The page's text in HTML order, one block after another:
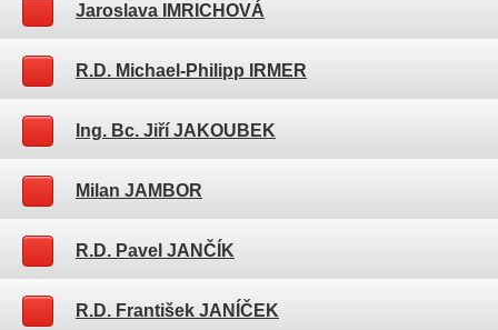
Jaroslava IMRICHOVÁ
R.D. Michael-Philipp IRMER
Ing. Bc. Jiří JAKOUBEK
Milan JAMBOR
R.D. Pavel JANČÍK
R.D. František JANÍČEK